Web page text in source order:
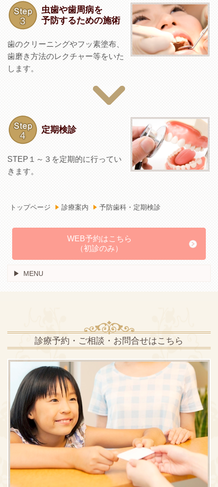
虫歯や歯周病を
予防するための施術
歯のクリーニングやフッ素塗布、
歯磨き方法のレクチャー等をいた
します。
定期検診
STEP１～３を定期的に行ってい
きます。
トップページ 診療案内 予防歯科・定期検診
WEB予約はこちら
（初診のみ）
MENU
診療予約・ご相談・お問合せはこちら